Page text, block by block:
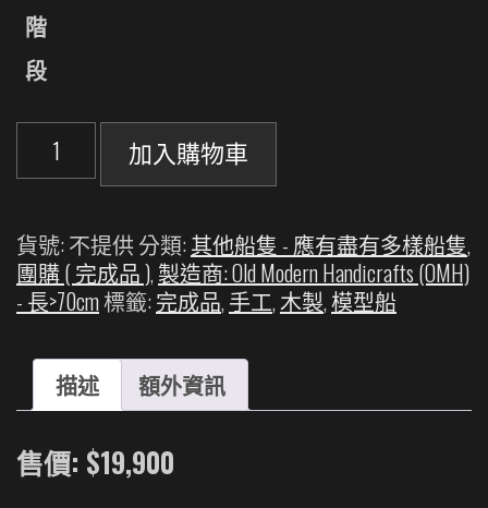
階
段
透
視
船
Noah
|
手
工
加入購物車
貨號:不提供分類:其他船隻 - 應有盡有多樣船隻,
團購 ( 完成品 ),製造商: Old Modern Handicrafts (OMH)
- 長>70cm標籤:完成品,手工,木製,模型船
描述 額外資訊
售價: $19,900